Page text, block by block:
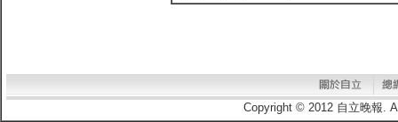
Copyright © 2012 自立晚報.